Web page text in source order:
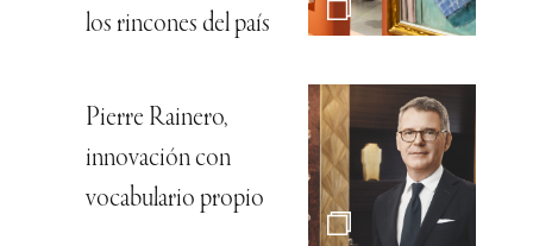
los rincones del país
Pierre Rainero,
innovación con
vocabulario propio